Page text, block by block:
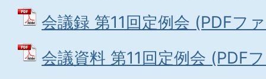
会議録 第11回定例会 (PDFフ
会議資料 第11回定例会 (PDF